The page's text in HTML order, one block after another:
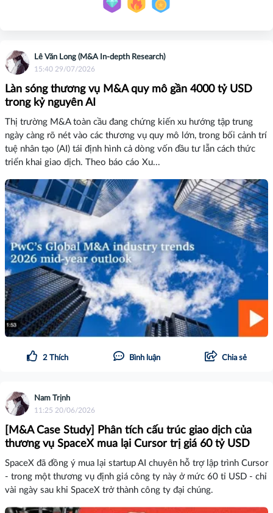
Lê Văn Long (M&A In-depth Research)
15:40 29/07/2026
Làn sóng thương vụ M&A quy mô gần 4000 tỷ USD
trong kỷ nguyên AI
Thị trường M&A toàn cầu đang chứng kiến xu hướng tập trung
ngày càng rõ nét vào các thương vụ quy mô lớn, trong bối cảnh trí
tuệ nhân tạo (AI) tái định hình cả dòng vốn đầu tư lẫn cách thức
triển khai giao dịch. Theo báo cáo Xu...
2 Thích Bình luận Chia sẻ
Nam Trịnh
11:25 20/06/2026
[M&A Case Study] Phân tích cấu trúc giao dịch của
thương vụ SpaceX mua lại Cursor trị giá 60 tỷ USD
SpaceX đã đồng ý mua lại startup AI chuyên hỗ trợ lập trình Cursor
- trong một thương vụ định giá công ty này ở mức 60 tỉ USD - chỉ
vài ngày sau khi SpaceX trở thành công ty đại chúng.